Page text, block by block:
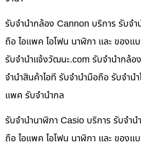
รับจำนำกล้อง Cannon บริการ รับจำ
ถือ ไอแพค ไอโฟน นาฬิกา และ ของแ
รับจํานําแจ้งวัฒนะ.com รับจำนำกล้อ
จำนำสินค้าไอที รับจำนำมือถือ รับจำน
แพค รับจำนำกล
รับจำนำนาฬิกา Casio บริการ รับจำน
ถือ ไอแพค ไอโฟน นาฬิกา และ ของแ